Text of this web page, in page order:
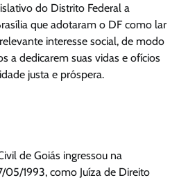
do Distrito Federal a
que adotaram o DF como lar
interesse social, de modo
a dedicarem suas vidas e ofícios
justa e próspera.
de Goiás ingressou na
1993, como Juíza de Direito